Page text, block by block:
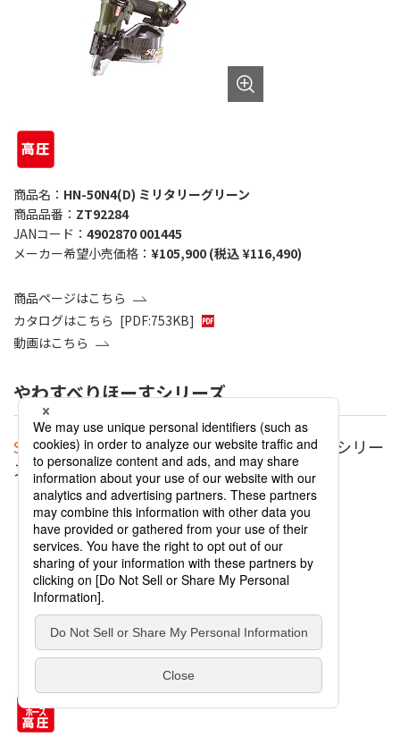
商品名： HN-50N4(D) ミリタリーグリーン
商品品番： ZT92284
JANコード： 4902870 001445
メーカー希望小売価格： ¥105,900 (税込 ¥116,490)
商品ページはこちら
カタログはこちら [PDF:753KB]
動画はこちら
やわすべりほーすシリーズ
Sold outスタンダードやわすべりほーすE2シリー
ズ ミリタリーグリーン 高圧